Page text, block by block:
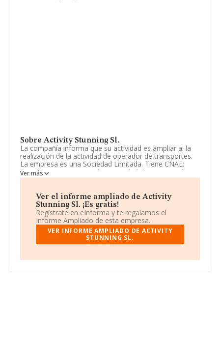
Sobre Activity Stunning Sl.
La compañía informa que su actividad es ampliar a: la
realización de la actividad de operador de transportes.
La empresa es una Sociedad Limitada. Tiene CNAE:
5226 - '%cnae%'. No realiza actividad de importación
y/o exportación.
La sociedad Activity Stunning S.L, con NIF
B65883084, se encuentra en Calle Junta De
Compensacio Ur Mas Altav núm. 6, (17412), en el
municipio de Maçanet De La Selva, en Girona, Cataluña.
En relación con el sector y disponiendo de los datos de
hasta 10.323 empresas, la facturación en el ámbito
de facturación de ventas entre todas las compañías
Ver más
Ver el informe ampliado de Activity
Stunning Sl. ¡Es gratis!
Regístrate en eInforma y te regalamos el
Informe Ampliado de esta empresa.
VER INFORME AMPLIADO DE ACTIVITY
STUNNING SL.